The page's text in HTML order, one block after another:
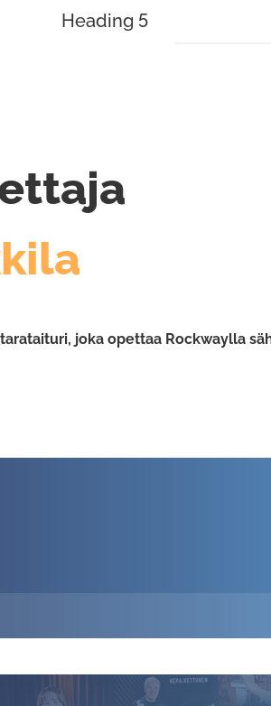
Heading 5
joka opettaa Rockwaylla